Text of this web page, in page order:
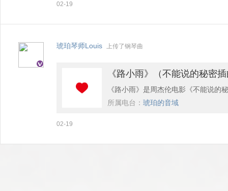
是开场出现的这首插曲《羽毛之歌》
02-19
琥珀琴师Louis 上传了钢琴曲
《路小雨》（不能说的秘密
《路小雨》是周杰伦电影《不能说的
手演奏，女主是用一只手进行合奏。
哦~
所属电台： 琥珀的音域
02-19